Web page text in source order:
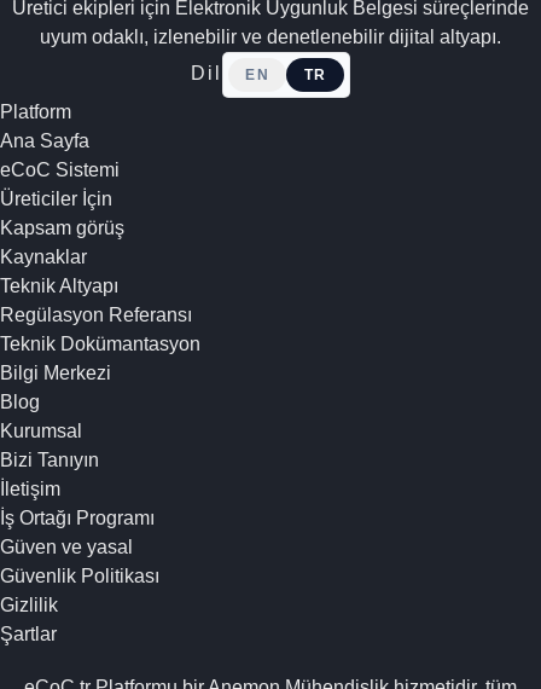
Üretici ekipleri için Elektronik Uygunluk Belgesi süreçlerinde
uyum odaklı, izlenebilir ve denetlenebilir dijital altyapı.
Dil
EN TR
Platform
Ana Sayfa
eCoC Sistemi
Üreticiler İçin
Kapsam görüş
Kaynaklar
Teknik Altyapı
Regülasyon Referansı
Teknik Dokümantasyon
Bilgi Merkezi
Blog
Kurumsal
Bizi Tanıyın
İletişim
İş Ortağı Programı
Güven ve yasal
Güvenlik Politikası
Gizlilik
Şartlar